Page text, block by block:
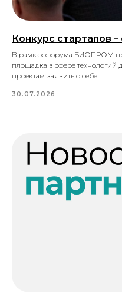
Конкурс стартапов
В рамках форума БИОПРОМ
площадка в сфере
проектам заявить о себе.
30.07.2026